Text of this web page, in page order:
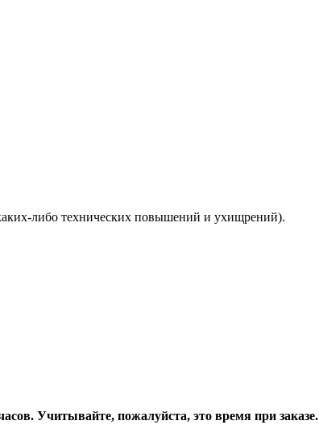
либо технических повышений и ухищрений).
Учитывайте, пожалуйста, это время при заказе.